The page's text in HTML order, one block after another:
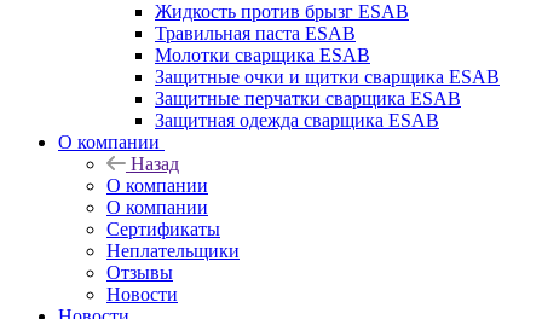
Жидкость против брызг ESAB
Травильная паста ESAB
Молотки сварщика ESAB
Защитные очки и щитки сварщика ESAB
Защитные перчатки сварщика ESAB
Защитная одежда сварщика ESAB
О компании
Назад
О компании
О компании
Сертификаты
Неплательщики
Отзывы
Новости